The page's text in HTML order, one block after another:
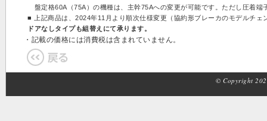
盤定格60A（75A）の機種は、主幹75Aへの変更が可能です。ただし圧着端
■ 上記商品は、2024年11月より順次仕様変更（協約形ブレーカのモデルチ
ドアなしタイプも組替えにて承ります。
・記載の価格には消費税は含まれていません。
© Copyright